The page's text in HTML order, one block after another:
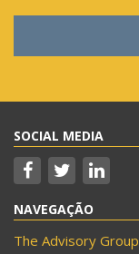
SOCIAL MEDIA
NAVEGAÇÃO
The Advisory Group